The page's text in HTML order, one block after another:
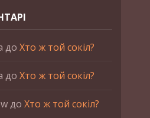
до Хто ж той сокіл?
до Хто ж той сокіл?
до Хто ж той сокіл?